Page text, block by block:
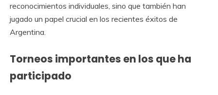
reconocimientos individuales, sino que también han
jugado un papel crucial en los recientes éxitos de
Argentina.
Torneos importantes en los que ha
participado